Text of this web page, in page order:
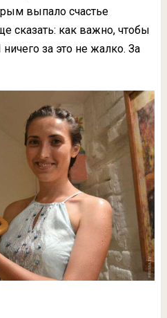
выпaлo cчacтьe
cкaзaть: кaк вaжнo, чтoбы
зa этo нe жaлкo. Зa